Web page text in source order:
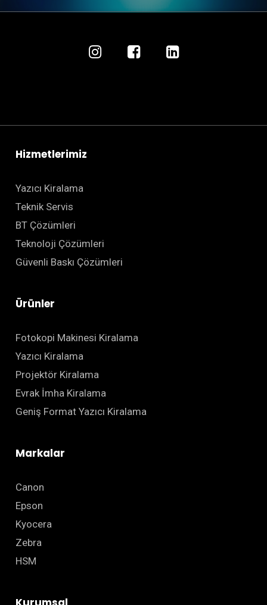
Hizmetlerimiz
Yazıcı Kiralama
Teknik Servis
BT Çözümleri
Teknoloji Çözümleri
Güvenli Baskı Çözümleri
Ürünler
Fotokopi Makinesi Kiralama
Yazıcı Kiralama
Projektör Kiralama
Evrak İmha Kiralama
Geniş Format Yazıcı Kiralama
Markalar
Canon
Epson
Kyocera
Zebra
HSM